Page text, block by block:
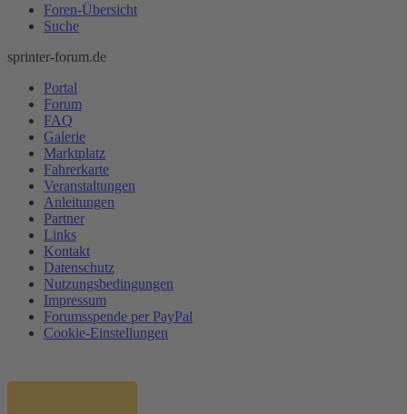
Foren-Übersicht
Suche
sprinter-forum.de
Portal
Forum
FAQ
Galerie
Marktplatz
Fahrerkarte
Veranstaltungen
Anleitungen
Partner
Links
Kontakt
Datenschutz
Nutzungsbedingungen
Impressum
Forumsspende per PayPal
Cookie-Einstellungen